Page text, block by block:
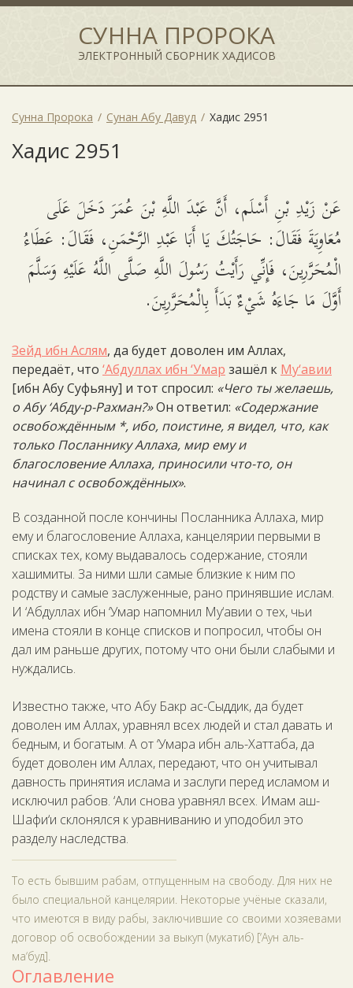
СУННА ПРОРОКА
ЭЛЕКТРОННЫЙ СБОРНИК ХАДИСОВ
Сунна Пророка Сунан Абу Давуд Хадис 2951
Хадис 2951
عَنْ زَيْدِ بْنِ أَسْلَم، أَنَّ عَبْدَ اللَّهِ بْنَ عُمَرَ دَخَلَ عَلَى
مُعَاوِيَةَ فَقَالَ: حَاجَتُكَ يَا أَبَا عَبْدِ الرَّحْمَنِ، فَقَالَ: عَطَاءُ
الْمُحَرَّرِينَ، فَإِنِّي رَأَيْتُ رَسُولَ اللَّهِ صَلَّى اللَّهُ عَلَيْهِ وَسَلَّمَ
أَوَّلَ مَا جَاءَهُ شَيْءٌ بَدَأَ بِالْمُحَرَّرِينَ.
Зейд ибн Аслям, да будет доволен им Аллах,
передаёт, что ‘Абдуллах ибн ‘Умар зашёл к Му‘авии
[ибн Абу Суфьяну] и тот спросил: «Чего ты желаешь,
о Абу ‘Абду-р-Рахман?»Он ответил: «Содержание
освобождённым *, ибо, поистине, я видел, что, как
только Посланнику Аллаха, мир ему и
благословение Аллаха, приносили что-то, он
начинал с освобождённых».
В созданной после кончины Посланника Аллаха, мир
ему и благословение Аллаха, канцелярии первыми в
списках тех, кому выдавалось содержание, стояли
хашимиты. За ними шли самые близкие к ним по
родству и самые заслуженные, рано принявшие ислам.
И ‘Абдуллах ибн ‘Умар напомнил Му‘авии о тех, чьи
имена стояли в конце списков и попросил, чтобы он
дал им раньше других, потому что они были слабыми и
нуждались.
Известно также, что Абу Бакр ас-Сыддик, да будет
доволен им Аллах, уравнял всех людей и стал давать и
бедным, и богатым. А от ‘Умара ибн аль-Хаттаба, да
будет доволен им Аллах, передают, что он учитывал
давность принятия ислама и заслуги перед исламом и
исключил рабов. ‘Али снова уравнял всех. Имам аш-
Шафи‘и склонялся к уравниванию и уподобил это
разделу наследства.
То есть бывшим рабам, отпущенным на свободу. Для них не
было специальной канцелярии. Некоторые учёные сказали,
что имеются в виду рабы, заключившие со своими хозяевами
договор об освобождении за выкуп (мукатиб) [‘Аун аль-
ма‘буд].
Оглавление